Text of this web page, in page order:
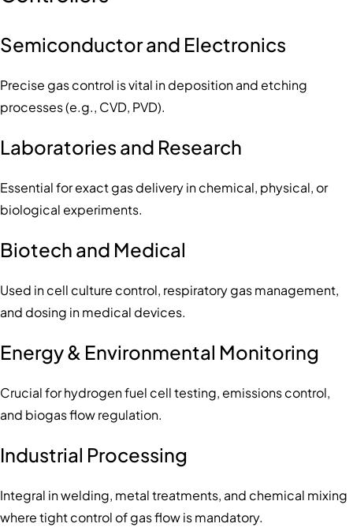
Semiconductor and Electronics
Precise gas control is vital in deposition and etching
processes (e.g., CVD, PVD).
Laboratories and Research
Essential for exact gas delivery in chemical, physical, or
biological experiments.
Biotech and Medical
Used in cell culture control, respiratory gas management,
and dosing in medical devices.
Energy & Environmental Monitoring
Crucial for hydrogen fuel cell testing, emissions control,
and biogas flow regulation.
Industrial Processing
Integral in welding, metal treatments, and chemical mixing
where tight control of gas flow is mandatory.